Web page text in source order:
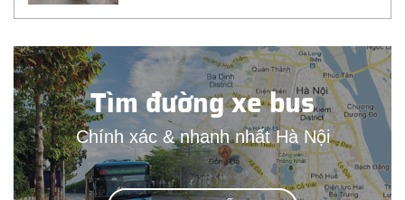
Tìm đường xe bus
Chính xác & nhanh nhất Hà Nội